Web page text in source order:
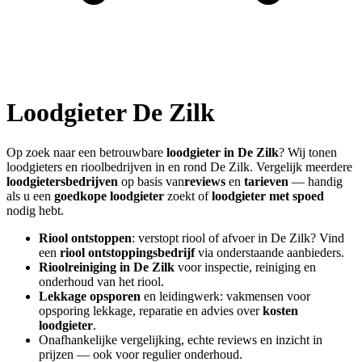
LoodgieterDe Zilk
Op zoek naar een betrouwbare loodgieter in De Zilk? Wij tonen
loodgieters en rioolbedrijven in en rond De Zilk. Vergelijk meerdere
loodgietersbedrijven op basis vanreviews en tarieven — handig
als u een goedkope loodgieter zoekt ofloodgieter met spoed
nodig hebt.
Riool ontstoppen: verstopt riool of afvoer in De Zilk? Vind
een riool ontstoppingsbedrijfvia onderstaande aanbieders.
Rioolreiniging in De Zilk voor inspectie, reiniging en
onderhoud van het riool.
Lekkage opsporen en leidingwerk: vakmensen voor
opsporing lekkage, reparatie en advies overkosten
loodgieter.
Onafhankelijke vergelijking, echte reviews en inzicht in
prijzen — ook voor regulier onderhoud.